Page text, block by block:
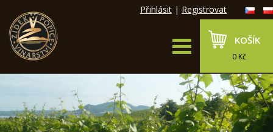
Přihlásit | Registrovat
KOŠÍK
0 Kč